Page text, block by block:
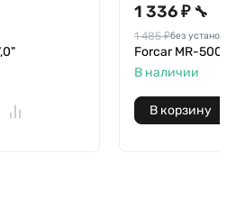
1 336 ₽ 🔧
1 485 ₽без установки
Forcar MR-500
В наличии
В корзину